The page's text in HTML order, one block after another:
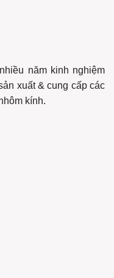
năm kinh nghiệm
xuất & cung cấp các
kính.